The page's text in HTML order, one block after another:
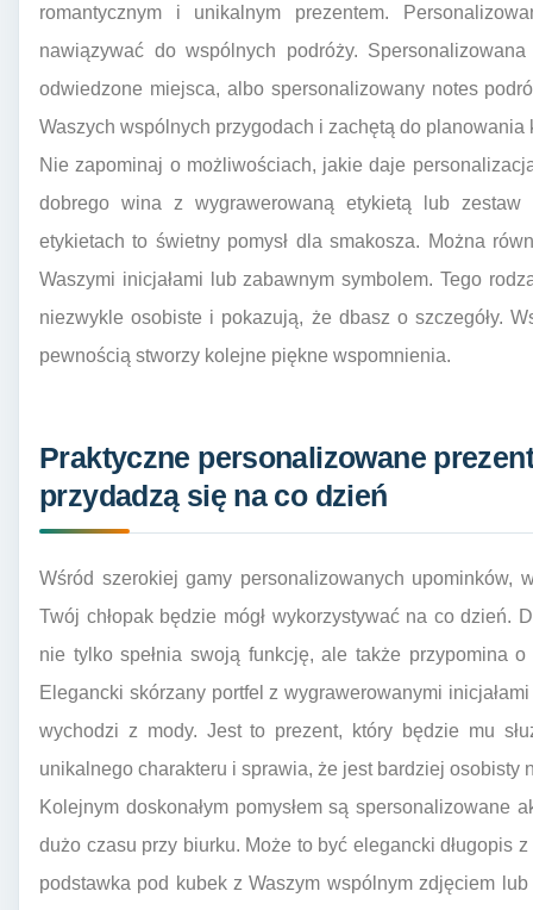
romantycznym i unikalnym prezentem.
nawiązywać do wspólnych podróży.
odwiedzone miejsca, albo spersonalizowany notes
Waszych wspólnych przygodach i zachętą do planowania
Nie zapominaj o możliwościach, jakie daje
dobrego wina z wygrawerowaną etykietą lub
etykietach to świetny pomysł dla smakosza. Można
Waszymi inicjałami lub zabawnym symbolem. Tego
niezwykle osobiste i pokazują, że dbasz o szczegóły.
pewnością stworzy kolejne piękne wspomnienia.
Praktyczne personalizowane
przydadzą się na co dzień
Wśród szerokiej gamy personalizowanych upominków,
Twój chłopak będzie mógł wykorzystywać na co dzień.
nie tylko spełnia swoją funkcję, ale także przypomina
Elegancki skórzany portfel z wygrawerowanymi
wychodzi z mody. Jest to prezent, który będzie mu
unikalnego charakteru i sprawia, że jest bardziej osobisty
Kolejnym doskonałym pomysłem są spersonalizowane
dużo czasu przy biurku. Może to być elegancki długopis
podstawka pod kubek z Waszym wspólnym zdjęciem